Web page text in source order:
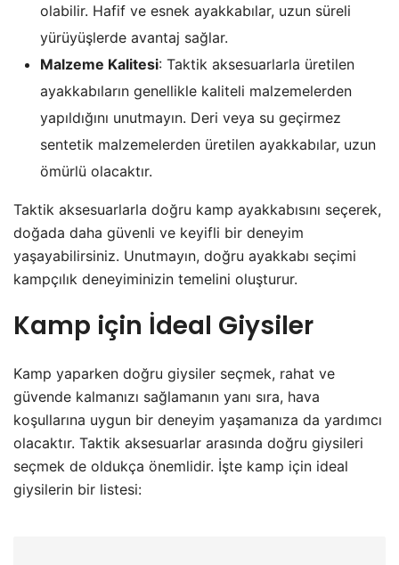
olabilir. Hafif ve esnek ayakkabılar, uzun süreli
yürüyüşlerde avantaj sağlar.
Malzeme Kalitesi: Taktik aksesuarlarla üretilen
ayakkabıların genellikle kaliteli malzemelerden
yapıldığını unutmayın. Deri veya su geçirmez
sentetik malzemelerden üretilen ayakkabılar, uzun
ömürlü olacaktır.
Taktik aksesuarlarla doğru kamp ayakkabısını seçerek,
doğada daha güvenli ve keyifli bir deneyim
yaşayabilirsiniz. Unutmayın, doğru ayakkabı seçimi
kampçılık deneyiminizin temelini oluşturur.
Kamp için İdeal Giysiler
Kamp yaparken doğru giysiler seçmek, rahat ve
güvende kalmanızı sağlamanın yanı sıra, hava
koşullarına uygun bir deneyim yaşamanıza da yardımcı
olacaktır. Taktik aksesuarlar arasında doğru giysileri
seçmek de oldukça önemlidir. İşte kamp için ideal
giysilerin bir listesi: